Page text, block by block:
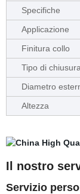
Specifiche
Applicazione
Finitura collo
Tipo di chiusura
Diametro
Altezza
Il nostro
Servizio